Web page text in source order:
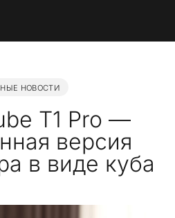
НОВОСТИ
T1 Pro —
версия
в виде куба